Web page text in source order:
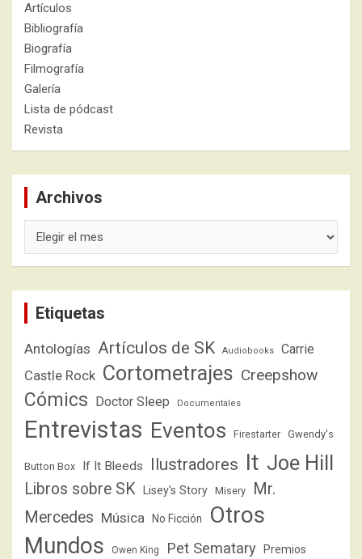
Artículos
Bibliografía
Biografía
Filmografía
Galería
Lista de pódcast
Revista
Archivos
Etiquetas
Antologías Artículos de SK Audiobooks Carrie
Castle Rock Cortometrajes Creepshow
Cómics Doctor Sleep Documentales
Entrevistas Eventos Firestarter Gwendy's
Button Box If It Bleeds Ilustradores It Joe Hill
Libros sobre SK Lisey's Story Misery
Mr.
Mercedes Música No Ficción
Otros
Mundos
Owen King Pet Sematary Premios